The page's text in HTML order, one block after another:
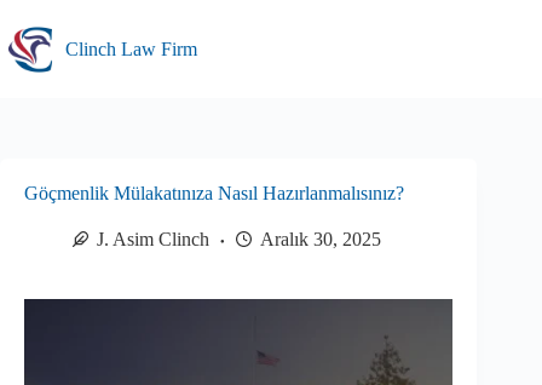
content
Clinch Law Firm
Göçmenlik Mülakatınıza Nasıl Hazırlanmalısınız?
J. Asim Clinch Aralık 30, 2025